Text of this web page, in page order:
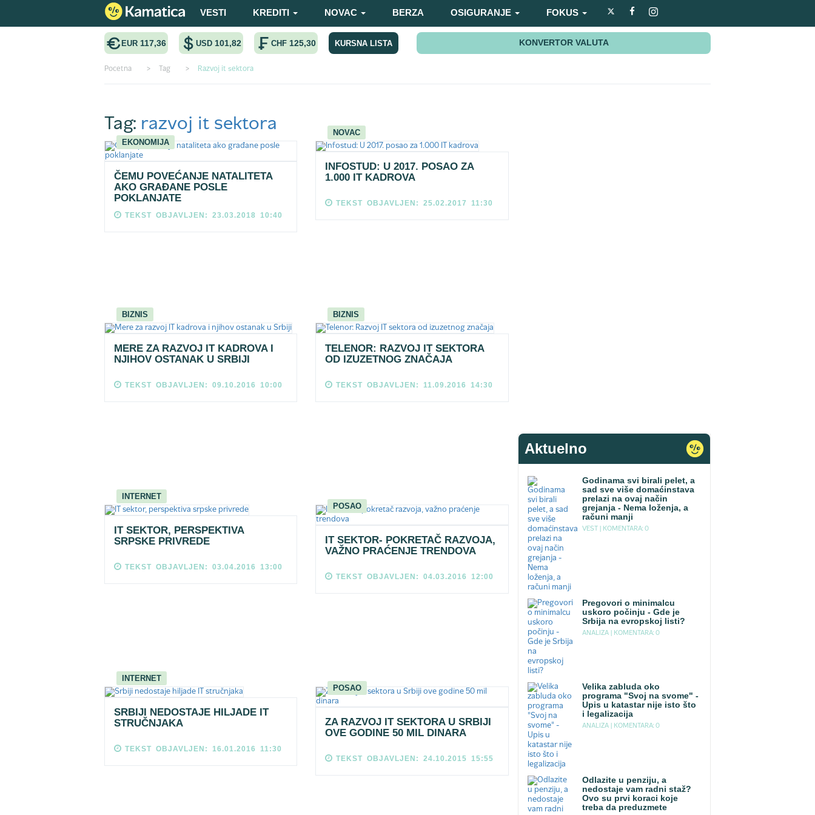
VESTI KREDITI NOVAC BERZA OSIGURANJE FOKUS
EUR 117,36 USD 101,82 CHF 125,30 KURSNA LISTA KONVERTOR VALUTA
Pocetna > Tag > Razvoj it sektora
Tag: razvoj it sektora
EKONOMIJA
ČEMU POVEĆANJE NATALITETA
AKO GRAĐANE POSLE
POKLANJATE
TEKST OBJAVLJEN: 23.03.2018 10:40
NOVAC
INFOSTUD: U 2017. POSAO ZA
1.000 IT KADROVA
TEKST OBJAVLJEN: 25.02.2017 11:30
BIZNIS
MERE ZA RAZVOJ IT KADROVA I
NJIHOV OSTANAK U SRBIJI
TEKST OBJAVLJEN: 09.10.2016 10:00
BIZNIS
TELENOR: RAZVOJ IT SEKTORA
OD IZUZETNOG ZNAČAJA
TEKST OBJAVLJEN: 11.09.2016 14:30
INTERNET
IT SEKTOR, PERSPEKTIVA
SRPSKE PRIVREDE
TEKST OBJAVLJEN: 03.04.2016 13:00
POSAO
IT SEKTOR- POKRETAČ RAZVOJA,
VAŽNO PRAĆENJE TRENDOVA
TEKST OBJAVLJEN: 04.03.2016 12:00
INTERNET
SRBIJI NEDOSTAJE HILJADE IT
STRUČNJAKA
TEKST OBJAVLJEN: 16.01.2016 11:30
POSAO
ZA RAZVOJ IT SEKTORA U SRBIJI
OVE GODINE 50 MIL DINARA
TEKST OBJAVLJEN: 24.10.2015 15:55
Aktuelno
Godinama svi birali pelet, a
sad sve više domaćinstava
prelazi na ovaj način
grejanja - Nema loženja, a
računi manji
VEST | KOMENTARA: 0
Pregovori o minimalcu
uskoro počinju - Gde je
Srbija na evropskoj listi?
ANALIZA | KOMENTARA: 0
Velika zabluda oko
programa "Svoj na svome" -
Upis u katastar nije isto što
i legalizacija
ANALIZA | KOMENTARA: 0
Odlazite u penziju, a
nedostaje vam radni staž?
Ovo su prvi koraci koje
treba da preduzmete